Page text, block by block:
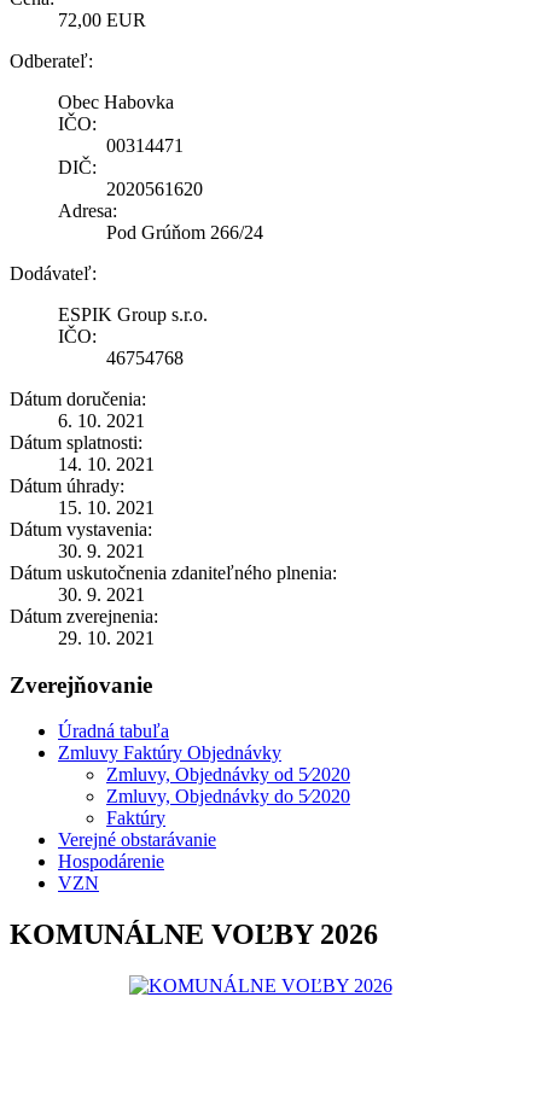
72,00 EUR
Odberateľ:
Obec Habovka
IČO:
00314471
DIČ:
2020561620
Adresa:
Pod Grúňom 266/24
Dodávateľ:
ESPIK Group s.r.o.
IČO:
46754768
Dátum doručenia:
6. 10. 2021
Dátum splatnosti:
14. 10. 2021
Dátum úhrady:
15. 10. 2021
Dátum vystavenia:
30. 9. 2021
Dátum uskutočnenia zdaniteľného plnenia:
30. 9. 2021
Dátum zverejnenia:
29. 10. 2021
Zverejňovanie
Úradná tabuľa
Zmluvy Faktúry Objednávky
Zmluvy, Objednávky od 5⁄2020
Zmluvy, Objednávky do 5⁄2020
Faktúry
Verejné obstarávanie
Hospodárenie
VZN
KOMUNÁLNE VOĽBY 2026